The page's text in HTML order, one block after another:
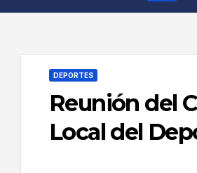
DEPORTES
Reunión del
Local del